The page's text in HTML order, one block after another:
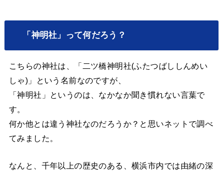
「神明社」って何だろう？
こちらの神社は、「二ツ橋神明社(ふたつばししんめい
しゃ)」という名前なのですが、
「神明社」というのは、なかなか聞き慣れない言葉で
す。
何か他とは違う神社なのだろうか？と思いネットで調べ
てみました。
なんと、千年以上の歴史のある、横浜市内では由緒の深